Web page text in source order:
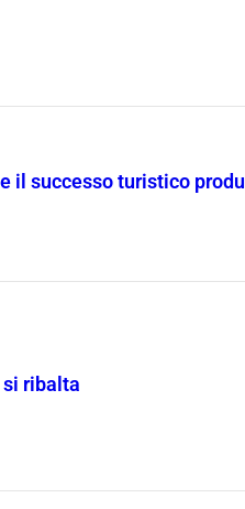
il successo turistico
si ribalta